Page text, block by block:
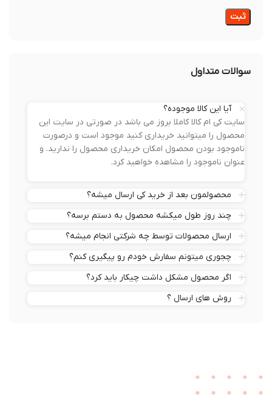
سوالات متداول
آیا این کالا موجوده؟
سایت کی ام کالا کاملا بروز می باشد در صورتی در سایت این
محصول را میتوانید خریداری کنید موجود است و درصورت
ناموجود بودن محصول امکان خریداری محصول را ندارید. و
عنوان ناموجود را مشاهده خواهید کرد.
محصولمون بعد از خرید کی ارسال میشه؟
چند روز طول میکشه محصول به دستم برسه؟
ارسال محصولات توسط چه شرکتی انجام میشه؟
چجوری میتونم سفارش خودم رو پیگیری کنم؟
اگر محصول مشکل داشت چیکار باید کرد؟
روش های ارسال ؟